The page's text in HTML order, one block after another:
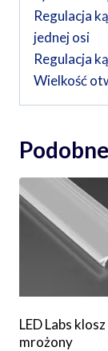
Regulacja
jednej osi
Regulacja
Wielkość
LED Labs
mrożony